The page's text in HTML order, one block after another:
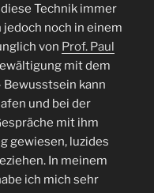
Technik immer
noch in einem
von Prof. Paul
mit dem
kann
und bei der
mit ihm
gewiesen, luzides
In meinem
ich mich sehr